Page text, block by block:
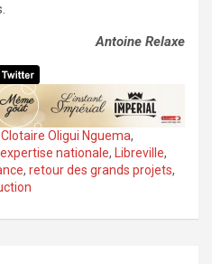
Antoine Relaxe
Clotaire Oligui Nguema,
nationale, Libreville,
, retour des grands projets,